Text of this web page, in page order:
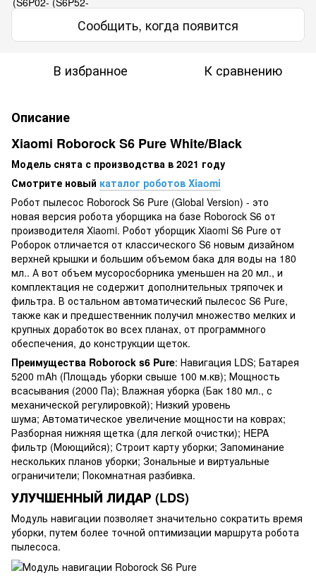
Сообщить, когда появится
В избранное К сравнению
Описание
Xiaomi Roborock S6 Pure White/Black
Модель снята с производства в 2021 году
Смотрите новый каталог роботов Xiaomi
Робот пылесос Roborock S6 Pure (Global Version) - это
новая версия робота уборщика на базе Roborock S6 от
производителя Xiaomi. Робот уборщик Xiaomi S6 Pure от
Роборок отличается от классического S6 новым дизайном
верхней крышки и большим объемом бака для воды на 180
мл.. А вот объем мусоросборника уменьшен на 20 мл., и
комплектация не содержит дополнительных тряпочек и
фильтра. В остальном автоматический пылесос S6 Pure,
также как и предшественник получил множество мелких и
крупных доработок во всех планах, от программного
обеспечения, до конструкции щеток.
Преимущества Roborock s6 Pure: Навигация LDS; Батарея
5200 mAh (Площадь уборки свыше 100 м.кв); Мощность
всасывания (2000 Па); Влажная уборка (Бак 180 мл., с
механической регулировкой); Низкий уровень
шума; Автоматическое увеличение мощности на коврах;
Разборная нижняя щетка (для легкой очистки); HEPA
фильтр (Моющийся); Строит карту уборки; Запоминание
нескольких планов уборки; Зональные и виртуальные
ограничители; Покомнатная разбивка.
УЛУЧШЕННЫЙ ЛИДАР (LDS)
Модуль навигации позволяет значительно сократить время
уборки, путем более точной оптимизации маршрута робота
пылесоса.